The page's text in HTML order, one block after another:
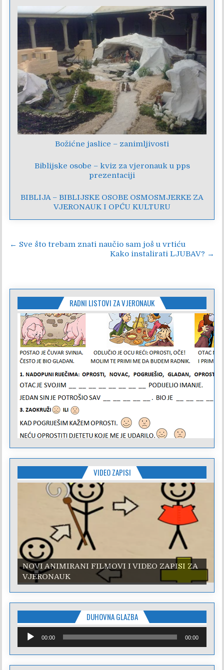
Božićne jaslice – zanimljivosti
Biblijske osobe – kviz za vjeronauk u pps
prezentaciji
BIBLIJA – BIBLIJSKE OSOBE OSMOSMJERKE ZA
VJERONAUK I OPĆU KULTURU
Navigacija
← Sve što trebam znati naučio sam još u vrtiću
Kako instalirati LJUBAV? →
RADNI LISTOVI ZA VJERONAUK
VIDEO ZAPISI
NOVI ANIMIRANI FILMOVI I VIDEO ZAPISI ZA
VJERONAUK
NOVI ANIMIRANI FILMOVI I VIDEO ZAPISI ZA
VJERONAUK
DUHOVNA GLAZBA
Reproduktor
audiozapisa
00:00 00:00